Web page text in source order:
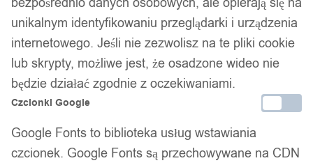
unikalnym identyfikowaniu przeglądarki i urządzenia
internetowego. Jeśli nie zezwolisz na te pliki cookie
lub skrypty, możliwe jest, że osadzone wideo nie
będzie działać zgodnie z oczekiwaniami.
Czcionki Google
Google Fonts to biblioteka usług wstawiania
czcionek. Google Fonts są przechowywane na CDN